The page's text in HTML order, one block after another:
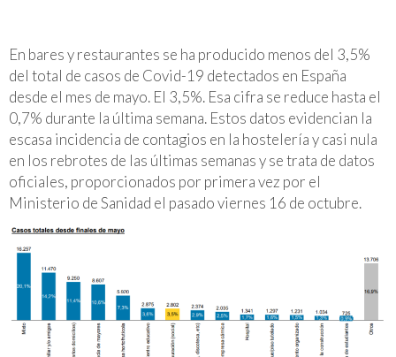
En bares y restaurantes se ha producido menos del 3,5%
del total de casos de Covid-19 detectados en España
desde el mes de mayo. El 3,5%. Esa cifra se reduce hasta el
0,7% durante la última semana. Estos datos evidencian la
escasa incidencia de contagios en la hostelería y casi nula
en los rebrotes de las últimas semanas y se trata de datos
oficiales, proporcionados por primera vez por el
Ministerio de Sanidad el pasado viernes 16 de octubre.